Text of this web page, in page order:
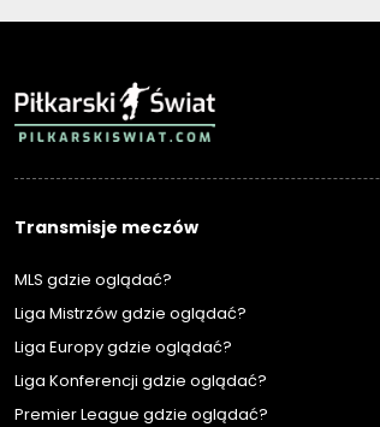
Transmisje meczów
MLS gdzie oglądać?
Liga Mistrzów gdzie oglądać?
Liga Europy gdzie oglądać?
Liga Konferencji gdzie oglądać?
Premier League gdzie oglądać?